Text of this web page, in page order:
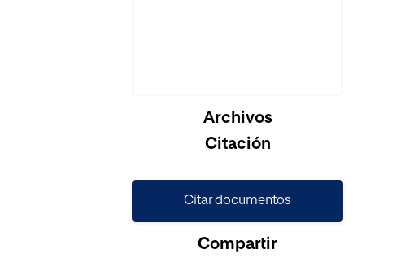
Archivos
Citación
Citar documentos
Compartir